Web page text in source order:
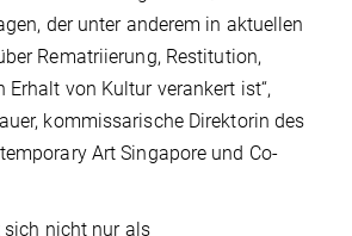
der unter anderem in aktuellen
Rematriierung, Restitution,
Erhalt von Kultur verankert ist“,
kommissarische Direktorin des
Art Singapore und Co-
sich nicht nur als